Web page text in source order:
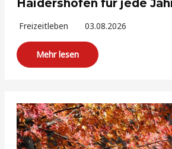
Haidershofen für jede
Freizeitleben 03.08.2026
Mehr lesen